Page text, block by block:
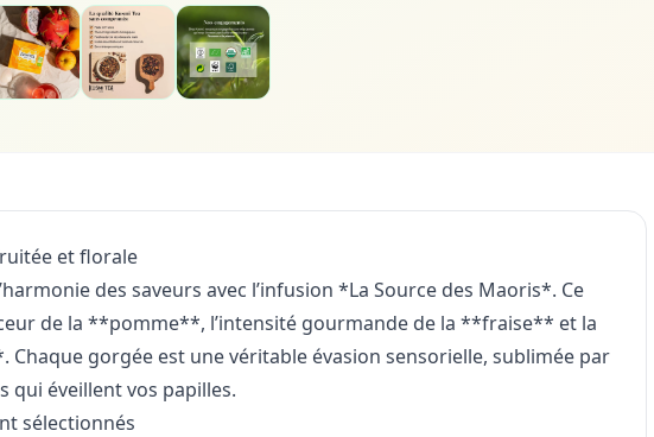
et florale
des saveurs avec l’infusion *La Source des Maoris*. Ce
de la **pomme**, l’intensité gourmande de la **fraise** et la
gorgée est une véritable évasion sensorielle, sublimée par
qui éveillent vos papilles.
sélectionnés